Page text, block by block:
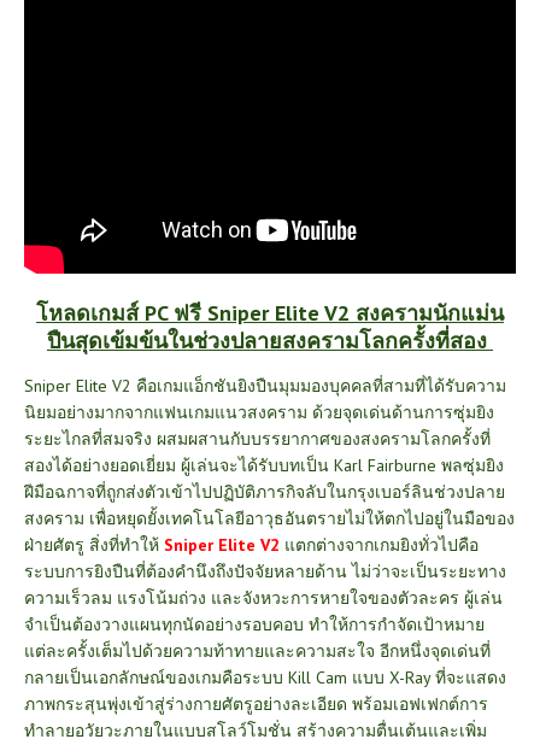
โหลดเกมส์ PC ฟรี Sniper Elite V2 สงครามนักแม่น
ปืนสุดเข้มข้นในช่วงปลายสงครามโลกครั้งที่สอง
Sniper Elite V2 คือเกมแอ็กชันยิงปืนมุมมองบุคคลที่สามที่ได้รับความ
นิยมอย่างมากจากแฟนเกมแนวสงคราม ด้วยจุดเด่นด้านการซุ่มยิง
ระยะไกลที่สมจริง ผสมผสานกับบรรยากาศของสงครามโลกครั้งที่
สองได้อย่างยอดเยี่ยม ผู้เล่นจะได้รับบทเป็น Karl Fairburne พลซุ่มยิง
ฝีมือฉกาจที่ถูกส่งตัวเข้าไปปฏิบัติภารกิจลับในกรุงเบอร์ลินช่วงปลาย
สงคราม เพื่อหยุดยั้งเทคโนโลยีอาวุธอันตรายไม่ให้ตกไปอยู่ในมือของ
ฝ่ายศัตรู สิ่งที่ทำให้ Sniper Elite V2 แตกต่างจากเกมยิงทั่วไปคือ
ระบบการยิงปืนที่ต้องคำนึงถึงปัจจัยหลายด้าน ไม่ว่าจะเป็นระยะทาง
ความเร็วลม แรงโน้มถ่วง และจังหวะการหายใจของตัวละคร ผู้เล่น
จำเป็นต้องวางแผนทุกนัดอย่างรอบคอบ ทำให้การกำจัดเป้าหมาย
แต่ละครั้งเต็มไปด้วยความท้าทายและความสะใจ อีกหนึ่งจุดเด่นที่
กลายเป็นเอกลักษณ์ของเกมคือระบบ Kill Cam แบบ X-Ray ที่จะแสดง
ภาพกระสุนพุ่งเข้าสู่ร่างกายศัตรูอย่างละเอียด พร้อมเอฟเฟกต์การ
ทำลายอวัยวะภายในแบบสโลว์โมชั่น สร้างความตื่นเต้นและเพิ่ม